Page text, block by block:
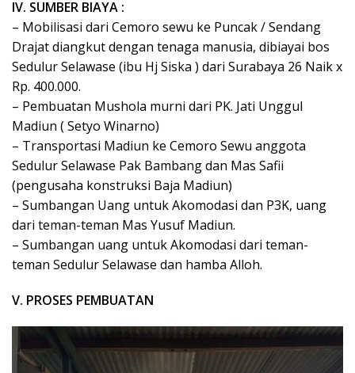
IV. SUMBER BIAYA :
– Mobilisasi dari Cemoro sewu ke Puncak / Sendang
Drajat diangkut dengan tenaga manusia, dibiayai bos
Sedulur Selawase (ibu Hj Siska ) dari Surabaya 26 Naik x
Rp. 400.000.
– Pembuatan Mushola murni dari PK. Jati Unggul
Madiun ( Setyo Winarno)
– Transportasi Madiun ke Cemoro Sewu anggota
Sedulur Selawase Pak Bambang dan Mas Safii
(pengusaha konstruksi Baja Madiun)
– Sumbangan Uang untuk Akomodasi dan P3K, uang
dari teman-teman Mas Yusuf Madiun.
– Sumbangan uang untuk Akomodasi dari teman-
teman Sedulur Selawase dan hamba Alloh.
V. PROSES PEMBUATAN